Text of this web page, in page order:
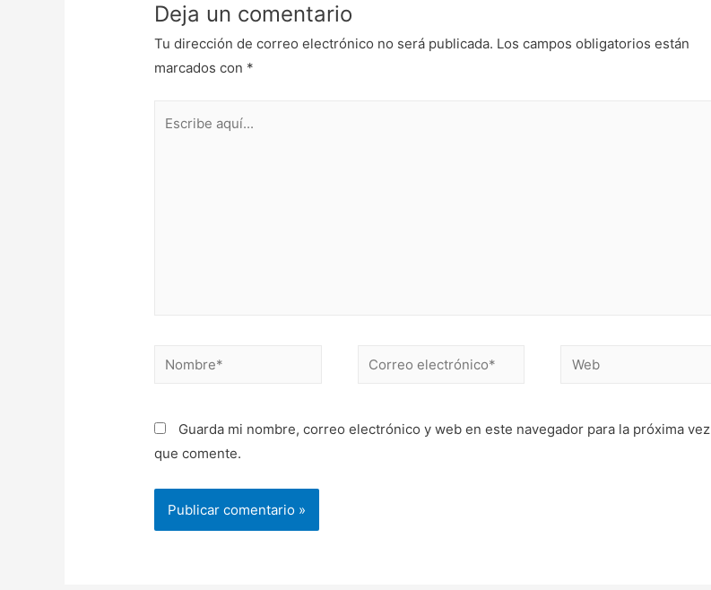
Deja un comentario
Tu dirección de correo electrónico no será publicada. Los campos obligatorios están
marcados con *
Nombre*
Correo
Web
Guarda mi nombre, correo electrónico y web en este navegador para la próxima vez
que comente.